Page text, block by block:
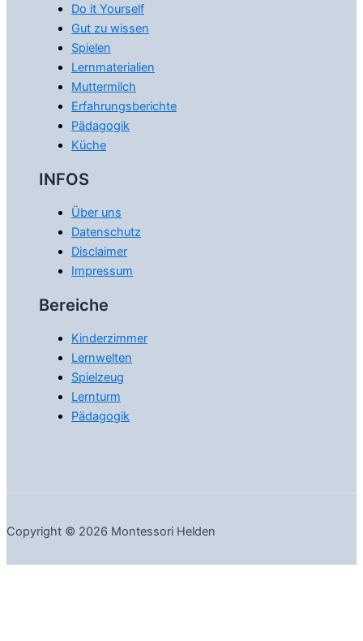
Do it Yourself
Gut zu wissen
Spielen
Lernmaterialien
Muttermilch
Erfahrungsberichte
Pädagogik
Küche
INFOS
Über uns
Datenschutz
Disclaimer
Impressum
Bereiche
Kinderzimmer
Lernwelten
Spielzeug
Lernturm
Pädagogik
Copyright © 2026 Montessori Helden